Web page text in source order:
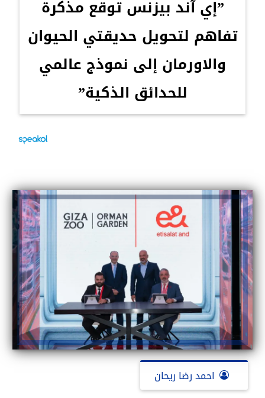
”إي آند بيزنس توقع مذكرة
تفاهم لتحويل حديقتي الحيوان
والاورمان إلى نموذج عالمي
للحدائق الذكية”
احمد رضا ريحان